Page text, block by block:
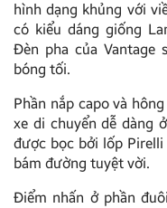
hình dạng khủng với
có kiểu dáng giống
Đèn pha của Vantage
bóng tối.
Phần nắp capo và
xe di chuyển dễ dàng
được bọc bởi lốp Pirelli
bám đường tuyệt vời.
Điểm nhấn ở phần